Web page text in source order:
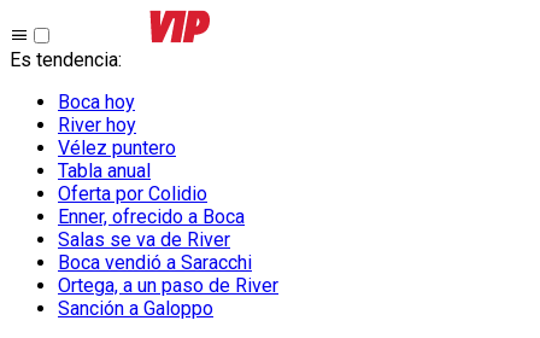
Es tendencia:
Boca hoy
River hoy
Vélez puntero
Tabla anual
Oferta por Colidio
Enner, ofrecido a Boca
Salas se va de River
Boca vendió a Saracchi
Ortega, a un paso de River
Sanción a Galoppo